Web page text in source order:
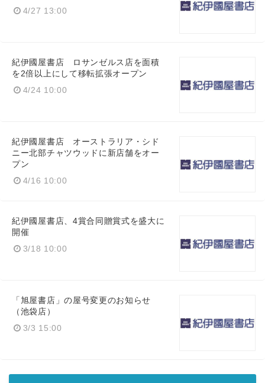
4/27 13:00
紀伊國屋書店 ロサンゼルス店を面積
を2倍以上にして移転拡張オープン
4/24 10:00
紀伊國屋書店 オーストラリア・シド
ニー北部チャツウッドに新店舗をオー
プン
4/16 10:00
紀伊國屋書店、4賞合同贈賞式を盛大に
開催
3/18 10:00
「旭屋書店」の屋号変更のお知らせ
（池袋店）
3/3 15:00